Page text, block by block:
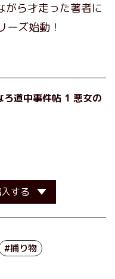
ら才走った著者に
ーズ始動！
ろ道中事件帖 1 悪女の
する
#捕り物